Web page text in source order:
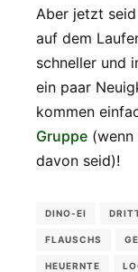
Aber jetzt
auf dem
schneller und
ein paar
kommen
Gruppe
davon seid)!
DINO-EI
FLAUSCHS
HEUERNTE